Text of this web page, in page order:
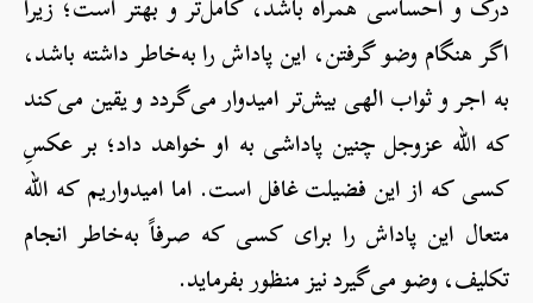
اگر هنگام وضو گرفتن، این پاداش را به‌خاطر داشته باشد،
به اجر و ثواب الهی بیش‌تر امیدوار می‌گردد و یقین می‌کند
که الله عزوجل چنین پاداشی به او خواهد داد؛ بر عکسِ
کسی که از این فضیلت غافل است. اما امیدواریم که الله
متعال این پاداش را برای کسی که صرفاً به‌خاطر انجام
تکلیف، وضو می‌گیرد نیز منظور بفرماید.